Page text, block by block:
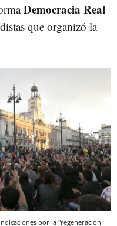
Democracia Real
que organizó la
por la "regeneración